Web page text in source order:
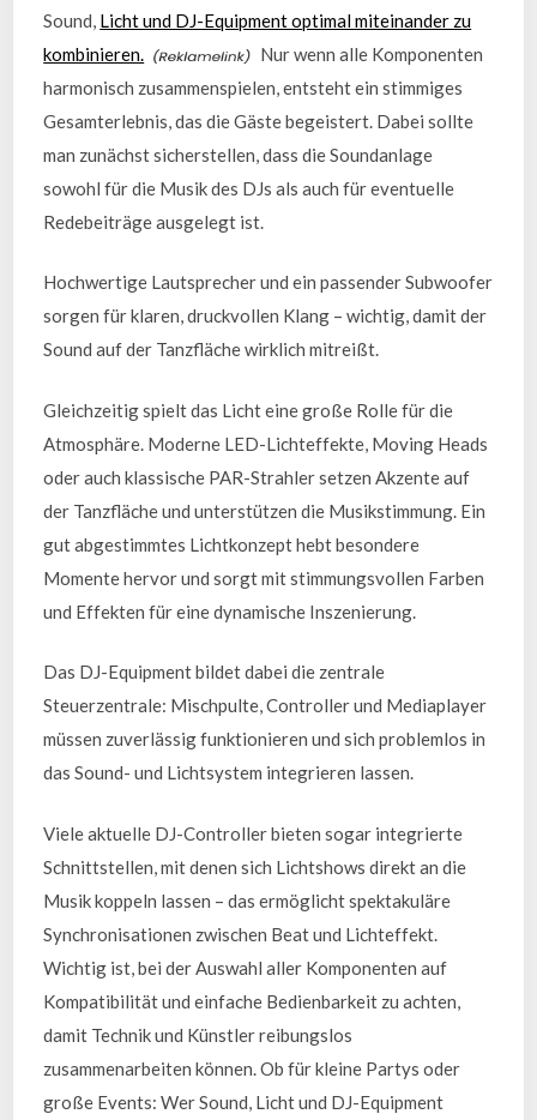
Sound, Licht und DJ-Equipment optimal miteinander zu
kombinieren.
Nur wenn alle Komponenten
harmonisch zusammenspielen, entsteht ein stimmiges
Gesamterlebnis, das die Gäste begeistert. Dabei sollte
man zunächst sicherstellen, dass die Soundanlage
sowohl für die Musik des DJs als auch für eventuelle
Redebeiträge ausgelegt ist.
Hochwertige Lautsprecher und ein passender Subwoofer
sorgen für klaren, druckvollen Klang – wichtig, damit der
Sound auf der Tanzfläche wirklich mitreißt.
Gleichzeitig spielt das Licht eine große Rolle für die
Atmosphäre. Moderne LED-Lichteffekte, Moving Heads
oder auch klassische PAR-Strahler setzen Akzente auf
der Tanzfläche und unterstützen die Musikstimmung. Ein
gut abgestimmtes Lichtkonzept hebt besondere
Momente hervor und sorgt mit stimmungsvollen Farben
und Effekten für eine dynamische Inszenierung.
Das DJ-Equipment bildet dabei die zentrale
Steuerzentrale: Mischpulte, Controller und Mediaplayer
müssen zuverlässig funktionieren und sich problemlos in
das Sound- und Lichtsystem integrieren lassen.
Viele aktuelle DJ-Controller bieten sogar integrierte
Schnittstellen, mit denen sich Lichtshows direkt an die
Musik koppeln lassen – das ermöglicht spektakuläre
Synchronisationen zwischen Beat und Lichteffekt.
Wichtig ist, bei der Auswahl aller Komponenten auf
Kompatibilität und einfache Bedienbarkeit zu achten,
damit Technik und Künstler reibungslos
zusammenarbeiten können. Ob für kleine Partys oder
große Events: Wer Sound, Licht und DJ-Equipment